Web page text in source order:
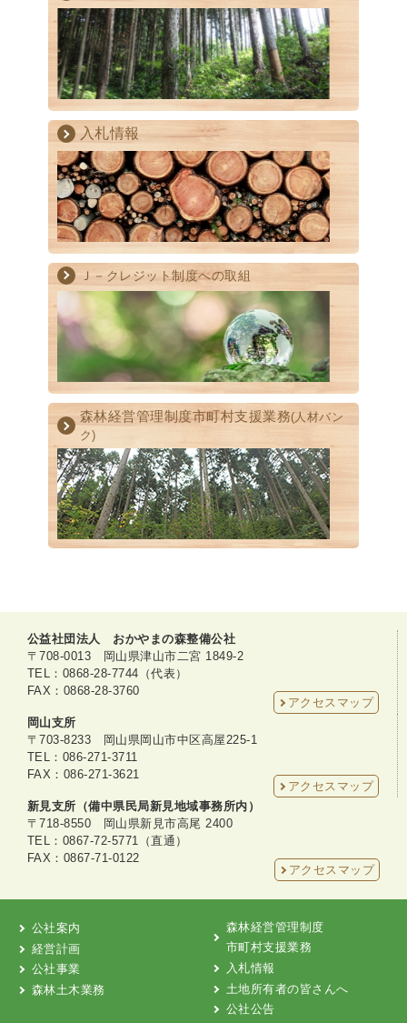
入札情報
Ｊ－クレジット制度への取組
森林経営管理制度市町村支援業務(人材バン
ク)
公益社団法人 おかやまの森整備公社
〒708-0013 岡山県津山市二宮 1849-2
TEL：0868-28-7744（代表）
FAX：0868-28-3760
アクセスマップ
岡山支所
〒703-8233 岡山県岡山市中区高屋225-1
TEL：086-271-3711
FAX：086-271-3621
アクセスマップ
新見支所（備中県民局新見地域事務所内）
〒718-8550 岡山県新見市高尾 2400
TEL：0867-72-5771（直通）
FAX：0867-71-0122
アクセスマップ
公社案内
経営計画
公社事業
森林土木業務
森林経営管理制度
市町村支援業務
入札情報
土地所有者の皆さんへ
公社公告